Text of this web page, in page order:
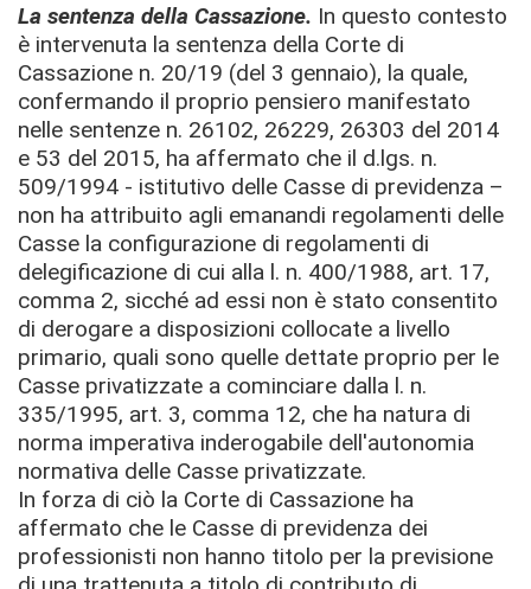
La sentenza della Cassazione. In questo contesto
è intervenuta la sentenza della Corte di
Cassazione n. 20/19 (del 3 gennaio), la quale,
confermando il proprio pensiero manifestato
nelle sentenze n. 26102, 26229, 26303 del 2014
e 53 del 2015, ha affermato che il d.lgs. n.
509/1994 - istitutivo delle Casse di previdenza –
non ha attribuito agli emanandi regolamenti delle
Casse la configurazione di regolamenti di
delegificazione di cui alla l. n. 400/1988, art. 17,
comma 2, sicché ad essi non è stato consentito
di derogare a disposizioni collocate a livello
primario, quali sono quelle dettate proprio per le
Casse privatizzate a cominciare dalla l. n.
335/1995, art. 3, comma 12, che ha natura di
norma imperativa inderogabile dell'autonomia
normativa delle Casse privatizzate.
In forza di ciò la Corte di Cassazione ha
affermato che le Casse di previdenza dei
professionisti non hanno titolo per la previsione